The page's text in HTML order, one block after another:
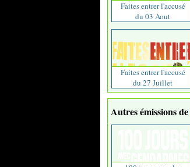
Faites entrer l'accusé
du 03 Aout
Faites entrer l'accusé
du 27 Juillet
Autres émissions de